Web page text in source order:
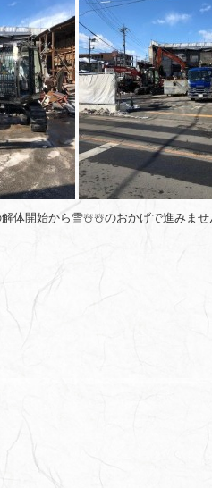
解体開始から雪☃️☃️のおかげで進みませ